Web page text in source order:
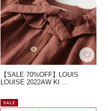
【SALE 70%OFF】LOUIS
LOUISE 2022AW KI …